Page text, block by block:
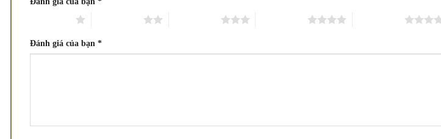
Đánh giá của bạn *